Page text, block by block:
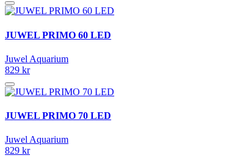
JUWEL PRIMO 60 LED
Juwel Aquarium
829 kr
JUWEL PRIMO 70 LED
Juwel Aquarium
829 kr